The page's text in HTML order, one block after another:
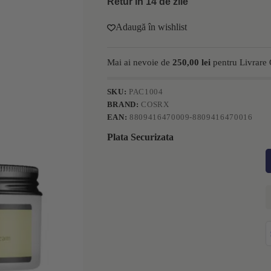
Adaugă în wishlist
Mai ai nevoie de 250,00 lei pentru Livrare
SKU: PAC1004
BRAND:COSRX
EAN:8809416470009-8809416470016
Plata Securizata